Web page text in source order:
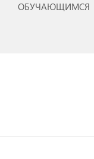
ОБУЧАЮЩИМСЯ